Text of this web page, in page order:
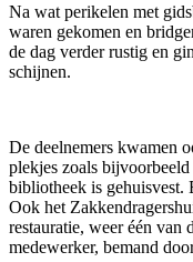
Na wat perikelen met
waren gekomen en
de dag verder rustig en
schijnen.
De deelnemers kwamen
plekjes zoals
bibliotheek is gehuisvest.
Ook het
restauratie, weer één van
medewerker, bemand